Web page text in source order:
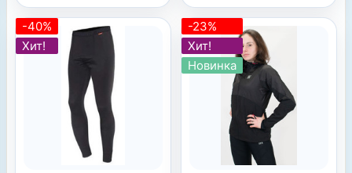
-40%
Хит!
-23%
Хит!
Новинка